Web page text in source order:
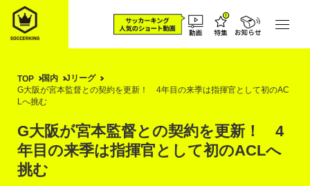
TOP 国内
Jリーグ
G大阪が宮本監督との契約を更新！ 4年目の来季は指揮官として初のAC
Lへ挑む
G大阪が宮本監督との契約を更新！ 4
年目の来季は指揮官として初のACLへ
挑む